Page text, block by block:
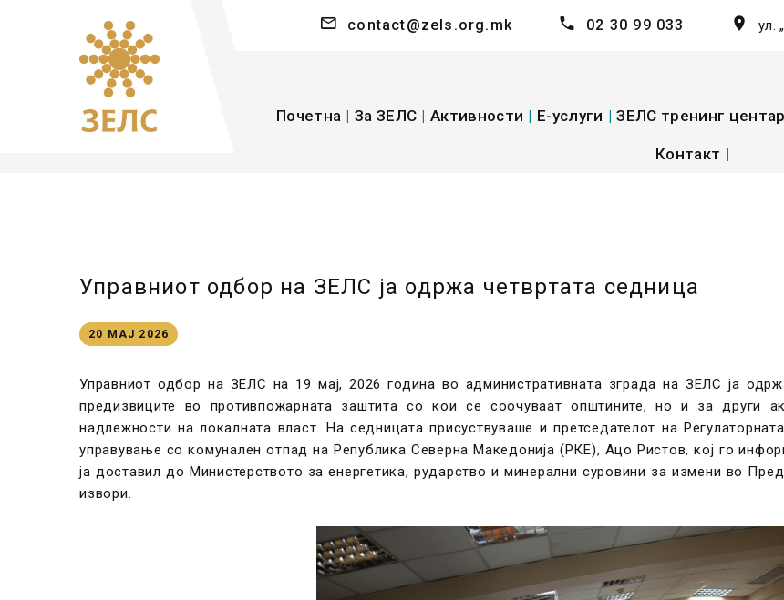
contact@zels.org.mk 02 30 99 033 ул.
Почетна | За ЗЕЛС | Активности | E-услуги | ЗЕЛС тренинг центар
Контакт |
Управниот одбор на ЗЕЛС ја одржа четвртата седница
20 МАЈ 2026
Управниот одбор на ЗЕЛС на 19 мај, 2026 година во административната зграда на ЗЕЛС ја
предизвиците во противпожарната заштита со кои се соочуваат општините, но и за други
надлежности на локалната власт. На седницата присуствуваше и претседателот на
управување со комунален отпад на Република Северна Македонија (РКЕ), Ацо Ристов, кој го
ја доставил до Министерството за енергетика, рударство и минерални суровини за измени во
извори.